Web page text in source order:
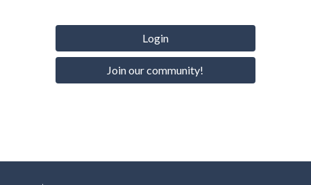
Login
Join our community!